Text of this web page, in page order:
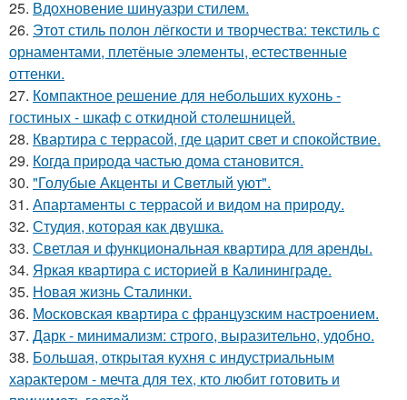
25. Вдохновение шинуазри стилем.
26. Этот стиль полон лёгкости и творчества: текстиль с
орнаментами, плетёные элементы, естественные
оттенки.
27. Компактное решение для небольших кухонь -
гостиных - шкаф с откидной столешницей.
28. Квартира с террасой, где царит свет и спокойствие.
29. Когда природа частью дома становится.
30. "Голубые Акценты и Светлый уют".
31. Апартаменты с террасой и видом на природу.
32. Студия, которая как двушка.
33. Светлая и функциональная квартира для аренды.
34. Яркая квартира с историей в Калининграде.
35. Новая жизнь Сталинки.
36. Московская квартира с французским настроением.
37. Дарк - минимализм: строго, выразительно, удобно.
38. Большая, открытая кухня с индустриальным
характером - мечта для тех, кто любит готовить и